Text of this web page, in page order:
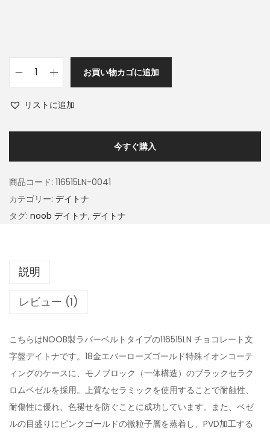
お買い物カゴに追加
リストに追加
今すぐ購入
商品コード: 116515LN-0041
カテゴリー: デイトナ
タグ: noob デイトナ, デイトナ
説明
レビュー (1)
こちらはNOOB製ラバーベルトタイプの116515LN チョコレート文
字盤デイトナです。18金エバーローズゴールド特殊イオンコーテ
ィングのケースに、モノブロック（一体構造）のブラックセラク
ロムベゼルを採用。上質なセラミックを使用することで耐蝕性、
耐傷性に優れ、色褪せを防ぐことに成功しています。また、ベゼ
ルの目盛りにピンクゴールドの微粒子層を蒸着し、PVD加工する